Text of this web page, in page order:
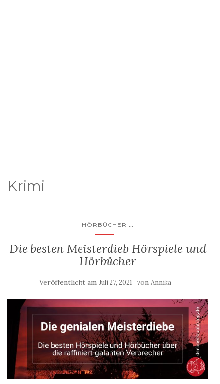
Krimi
HÖRBÜCHER ...
Die besten Meisterdieb Hörspiele und
Hörbücher
Veröffentlicht am Juli 27, 2021 von Annika